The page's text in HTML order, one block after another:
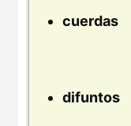
cuerdas
difuntos